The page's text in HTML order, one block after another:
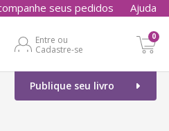
seus pedidos Ajuda
Entre ou
Cadastre-se
0
Publique seu livro